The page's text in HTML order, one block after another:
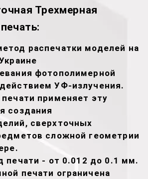
Трехмерная
распечатки моделей на
фотополимерной
УФ-излучения.
применяет эту
создания
сверхточных
сложной геометрии
печати - от 0.012 до 0.1 мм.
печати ограничена